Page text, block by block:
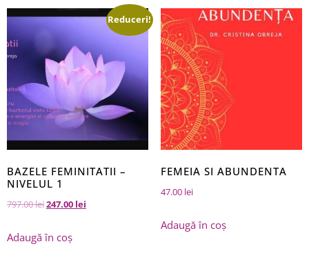
Reduceri!
BAZELE FEMINITATII –
NIVELUL 1
797.00lei247.00 lei
Adaugă în coș
FEMEIA SI ABUNDENTA
47.00 lei
Adaugă în coș